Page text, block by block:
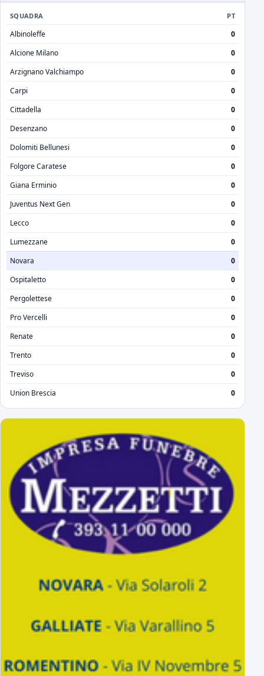
SQUADRA PT
Albinoleffe
0
Alcione Milano
0
Arzignano Valchiampo
0
Carpi
0
Cittadella
0
Desenzano
0
Dolomiti Bellunesi
0
Folgore Caratese
0
Giana Erminio
0
Juventus Next Gen
0
Lecco
0
Lumezzane
0
Novara
0
Ospitaletto
0
Pergolettese
0
Pro Vercelli
0
Renate
0
Trento
0
Treviso
0
Union Brescia
0